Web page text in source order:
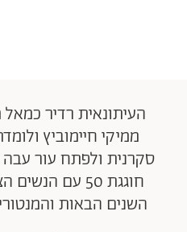
העיתונאית רדיר
ממיקי חיימוביץ
סקרנית ולפתח עור
השנים הבאות